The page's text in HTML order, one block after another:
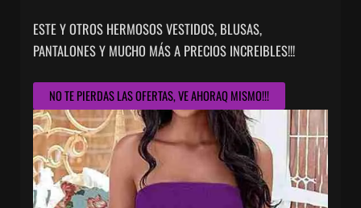
ESTE Y OTROS HERMOSOS VESTIDOS, BLUSAS,
PANTALONES Y MUCHO MÁS A PRECIOS INCREIBLES!!!
NO TE PIERDAS LAS OFERTAS, VE AHORAQ MISMO!!!